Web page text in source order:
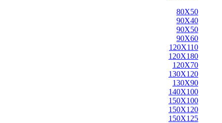
80X50
90X40
90X50
90X60
120X110
120X180
120X70
130X120
130X90
140X100
150X100
150X120
150X125